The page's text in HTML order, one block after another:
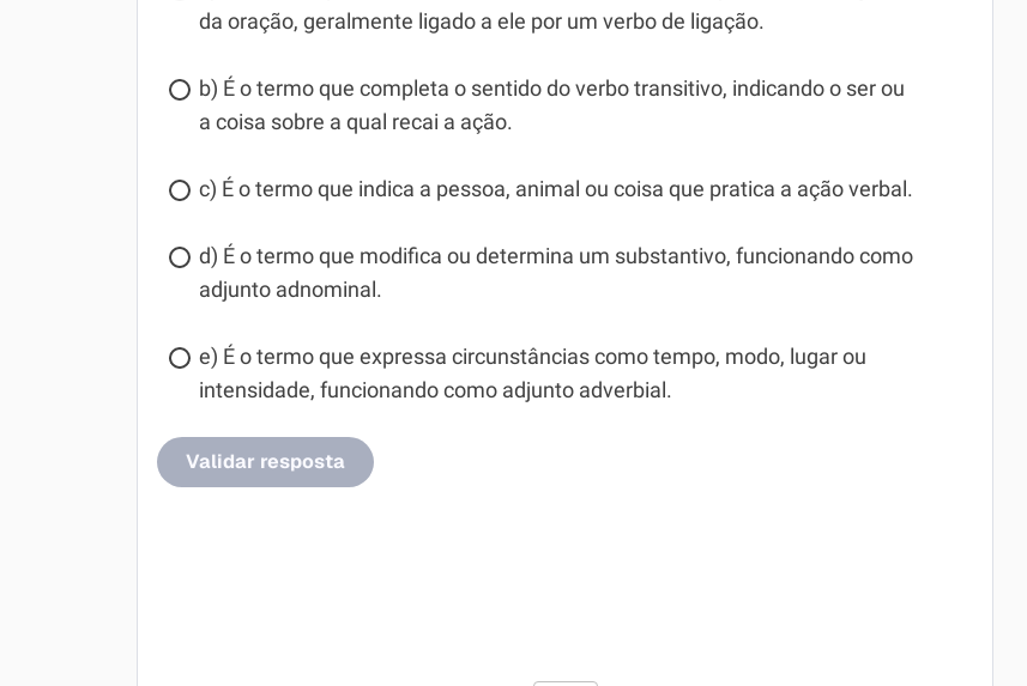
da oração, geralmente ligado a ele por um verbo de ligação.
b) É o termo que completa o sentido do verbo transitivo, indicando o ser ou
a coisa sobre a qual recai a ação.
c) É o termo que indica a pessoa, animal ou coisa que pratica a ação verbal.
d) É o termo que modifica ou determina um substantivo, funcionando como
adjunto adnominal.
e) É o termo que expressa circunstâncias como tempo, modo, lugar ou
intensidade, funcionando como adjunto adverbial.
Validar resposta